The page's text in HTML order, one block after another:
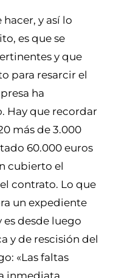
y así lo
es que se
y que
para resarcir el
ha
Hay que recordar
más de 3.000
60.000 euros
cubierto el
contrato. Lo que
un expediente
es desde luego
y de rescisión del
«Las faltas